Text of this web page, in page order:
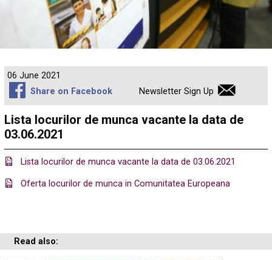
06 June 2021
Share on Facebook
Newsletter Sign Up
Lista locurilor de munca vacante la data de
03.06.2021
Lista locurilor de munca vacante la data de 03.06.2021
Oferta locurilor de munca in Comunitatea Europeana
Read also: